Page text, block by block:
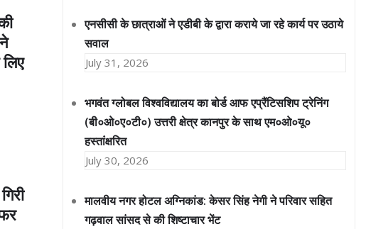
एनसीसी के छात्राओं ने एडीबी के द्वारा कराये जा रहे कार्य पर उठाये
सवाल
July 31, 2026
भगवंत ग्लोबल विश्वविद्यालय का बोर्ड आफ एप्रैंटिसशिप ट्रेनिंग
(बी०ओ०ए०टी०) उत्तरी क्षेत्र कानपुर के साथ एम०ओ०यू०
हस्तांक्षरित
July 30, 2026
मालवीय नगर होटल अग्निकांड: केसर सिंह नेगी ने परिवार सहित
गढ़वाल सांसद से की शिष्टाचार भेंट